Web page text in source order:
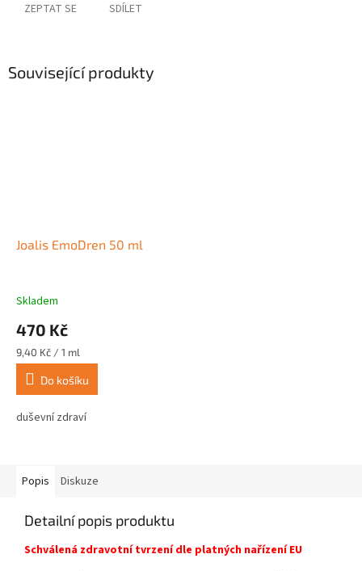
ZEPTAT SE SDÍLET
Související produkty
Joalis EmoDren 50 ml
Skladem
470 Kč
Měrná
cena:
9,40 Kč / 1 ml
Do košíku
duševní zdraví
Popis Diskuze
Detailní popis produktu
Schválená zdravotní tvrzení dle platných nařízení EU